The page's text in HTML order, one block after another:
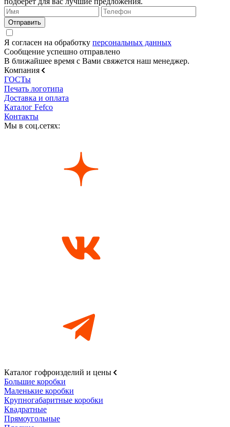
Я согласен на обработку персональных данных
Сообщение успешно отправлено
В ближайшее время с Вами свяжется наш менеджер.
Компания
ГОСТы
Печать логотипа
Доставка и оплата
Каталог Fefco
Контакты
Мы в соц.сетях:
Каталог гофроизделий и цены
Большие коробки
Маленькие коробки
Крупногабаритные коробки
Квадратные
Прямоугольные